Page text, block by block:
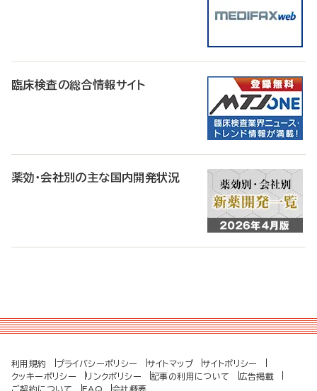
臨床検査の総合情報サイト
薬効・会社別の主な国内開発状況
利用規約 プライバシーポリシー サイトマップ
サイトポリシー
クッキーポリシー
リンクポリシー 記事の利用について
広告掲載
ご契約について
FAQ 会社概要